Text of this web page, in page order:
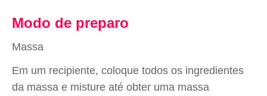
Modo de preparo
Massa
Em um recipiente, coloque todos os ingredientes
da massa e misture até obter uma massa